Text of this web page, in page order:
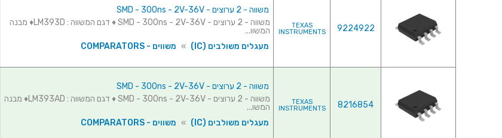
9224922
TEXAS
INSTRUMENTS
משווה - 2 ערוצים - SMD - 300ns - 2V-36V
משווה - 2 ערוצים - SMD - 300ns - 2V-36V ♦ דגם המשווה : LM393D♦ מבנה
המשוו...
מעגלים משולבים (IC)
» משווים - COMPARATORS
8216854
TEXAS
INSTRUMENTS
משווה - 2 ערוצים - SMD - 300ns - 2V-36V
משווה - 2 ערוצים - SMD - 300ns - 2V-36V ♦ דגם המשווה : LM393AD♦ מבנה
המשו...
מעגלים משולבים (IC)
» משווים - COMPARATORS